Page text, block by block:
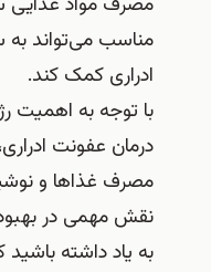
مناسب می‌تواند
ادراری کمک کند.
با توجه به اهمیت
درمان عفونت
مصرف غذاها و
نقش مهمی در
به یاد داشته